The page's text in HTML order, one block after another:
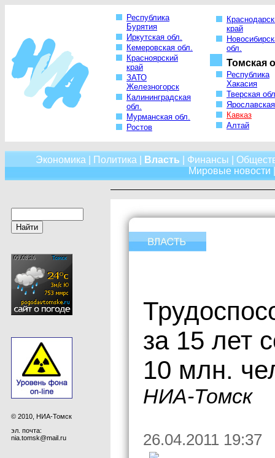
Республика
Бурятия
Иркутская обл.
Кемеровская обл.
Красноярский
край
ЗАТО
Железногорск
Калининградская
обл.
Мурманская обл.
Ростов
край
обл.
Томская
Республика
Хакасия
Тверская
Кавказ
Алтай
Экономика Политика Власть Финансы
Мировые новости
© 2010, НИА-Томск
эл. почта:
nia.tomsk@mail.ru
за 15 лет
10 млн.
НИА-Томск
26.04.2011 19:37